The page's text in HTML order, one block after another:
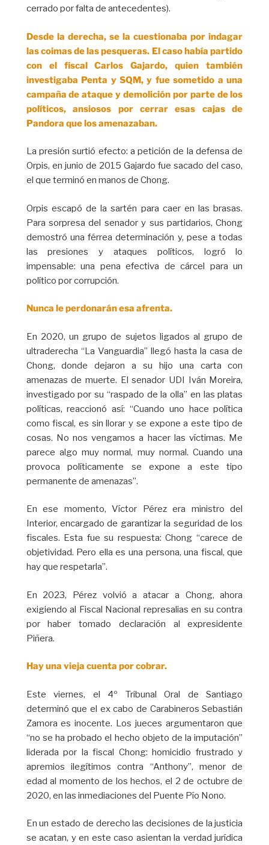
cerrado por falta de antecedentes).
Desde la derecha, se la cuestionaba por indagar
las coimas de las pesqueras. El caso había partido
con el fiscal Carlos Gajardo, quien también
investigaba Penta y SQM, y fue sometido a una
campaña de ataque y demolición por parte de los
políticos, ansiosos por cerrar esas cajas de
Pandora que los amenazaban.
La presión surtió efecto: a petición de la defensa de
Orpis, en junio de 2015 Gajardo fue sacado del caso,
el que terminó en manos de Chong.
Orpis escapó de la sartén para caer en las brasas.
Para sorpresa del senador y sus partidarios, Chong
demostró una férrea determinación y, pese a todas
las presiones y ataques políticos, logró lo
impensable: una pena efectiva de cárcel para un
político por corrupción.
Nunca le perdonarán esa afrenta.
En 2020, un grupo de sujetos ligados al grupo de
ultraderecha “La Vanguardia” llegó hasta la casa de
Chong, donde dejaron a su hijo una carta con
amenazas de muerte. El senador UDI Iván Moreira,
investigado por su “raspado de la olla” en las platas
políticas, reaccionó así: “Cuando uno hace política
como fiscal, es sin llorar y se expone a este tipo de
cosas. No nos vengamos a hacer las víctimas. Me
parece algo muy normal, muy normal. Cuando una
provoca políticamente se expone a este tipo
permanente de amenazas”.
En ese momento, Víctor Pérez era ministro del
Interior, encargado de garantizar la seguridad de los
fiscales. Esta fue su respuesta: Chong “carece de
objetividad. Pero ella es una persona, una fiscal, que
hay que respetarla”.
En 2023, Pérez volvió a atacar a Chong, ahora
exigiendo al Fiscal Nacional represalias en su contra
por haber tomado declaración al expresidente
Piñera.
Hay una vieja cuenta por cobrar.
Este viernes, el 4º Tribunal Oral de Santiago
determinó que el ex cabo de Carabineros Sebastián
Zamora es inocente. Los jueces argumentaron que
“no se ha probado el hecho objeto de la imputación”
liderada por la fiscal Chong: homicidio frustrado y
apremios ilegítimos contra “Anthony”, menor de
edad al momento de los hechos, el 2 de octubre de
2020, en las inmediaciones del Puente Pío Nono.
En un estado de derecho las decisiones de la justicia
se acatan, y en este caso asientan la verdad jurídica